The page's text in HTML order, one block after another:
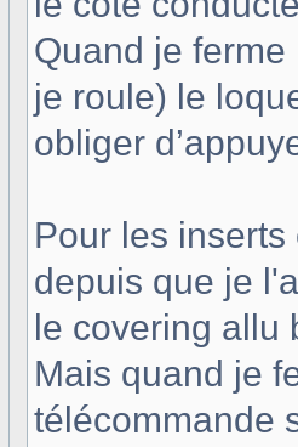
Quand je
je roule) le
obliger
Pour les
depuis que je
le covering allu
Mais quand je
télécommande